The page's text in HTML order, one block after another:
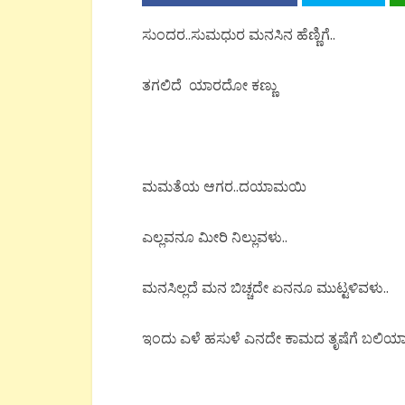
ಸುಂದರ..ಸುಮಧುರ ಮನಸಿನ ಹೆಣ್ಣಿಗೆ..
ತಗಲಿದೆ ಯಾರದೋ ಕಣ್ಣು
ಮಮತೆಯ ಆಗರ..ದಯಾಮಯಿ
ಎಲ್ಲವನೂ ಮೀರಿ ನಿಲ್ಲುವಳು..
ಮನಸಿಲ್ಲದೆ ಮನ ಬಿಚ್ಚದೇ ಏನನೂ ಮುಟ್ಟಳಿವಳು..
ಇಂದು ಎಳೆ ಹಸುಳೆ ಎನದೇ ಕಾಮದ ತೃಷೆಗೆ